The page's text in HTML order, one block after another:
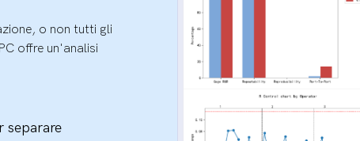
o non tutti gli
offre un'analisi
separare